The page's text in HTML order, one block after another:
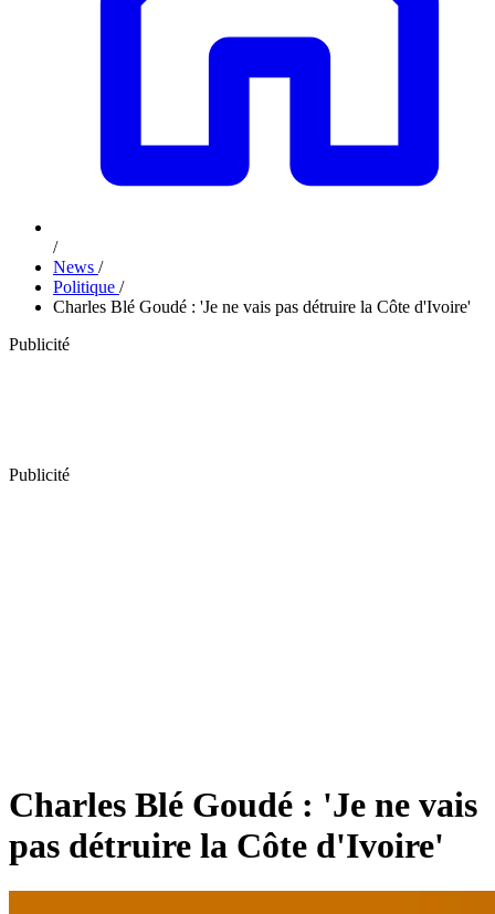
/
News /
Politique /
Charles Blé Goudé : 'Je ne vais pas détruire la Côte d'Ivoire'
Publicité
Publicité
Charles Blé Goudé : 'Je ne vais
pas détruire la Côte d'Ivoire'